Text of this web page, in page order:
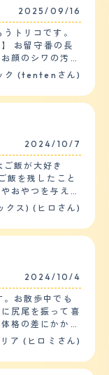
2025/09/16
トリコです。
顔のシワの汚れ
多い猫種です。
が、性格はそれ
ク (tentenさん)
2024/10/7
ご飯が大好き
飯を残したこと
おやつを与えよ
だけでもダッシ
って何か話しか
て、背中に触れ
愛らしいです。
ても落ち着きが
に行動している
てギャンギャン
外の時間はのん
欲旺盛なため、
た。また、食糞
クス) (ヒロさん)
2024/10/4
。お散歩中でも
尻尾を振って喜
格の差にかかわ
ア (ヒロミさん)